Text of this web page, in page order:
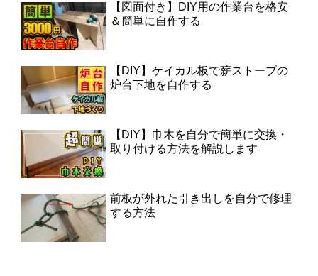
【図面付き】DIY用の作業台を格安
＆簡単に自作する
【DIY】ケイカル板で薪ストーブの
炉台下地を自作する
【DIY】巾木を自分で簡単に交換・
取り付ける方法を解説します
前板が外れた引き出しを自分で修理
する方法